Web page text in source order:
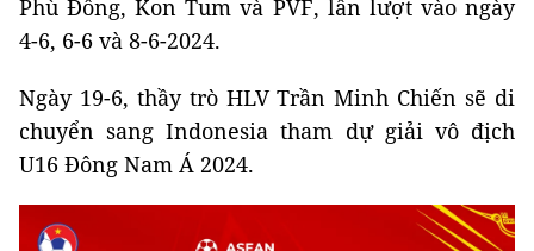
Phù Đổng, Kon Tum và PVF, lần lượt vào ngày
4-6, 6-6 và 8-6-2024.
Ngày 19-6, thầy trò HLV Trần Minh Chiến sẽ di
chuyển sang Indonesia tham dự giải vô địch
U16 Đông Nam Á 2024.